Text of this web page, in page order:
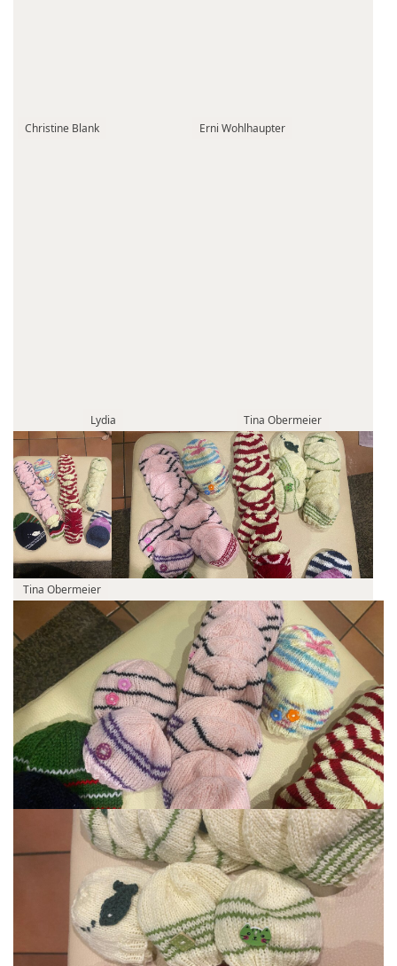
Christine Blank Erni Wohlhaupter
Lydia Tina Obermeier
Tina Obermeier